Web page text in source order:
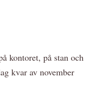
kontoret, på stan och
kvar av november